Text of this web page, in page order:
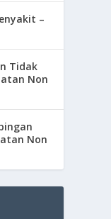
–
Tidak
Non
Non